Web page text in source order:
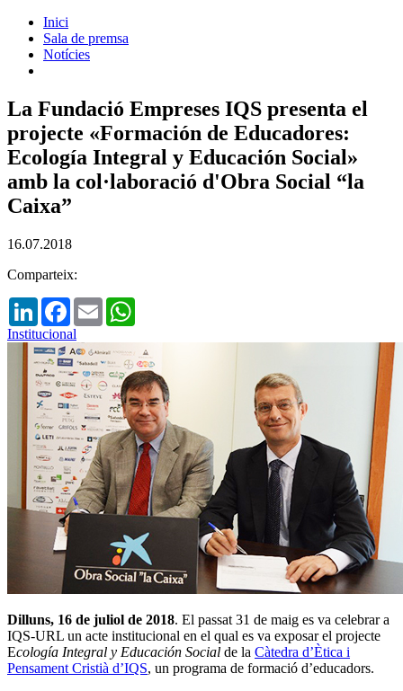
Inici
Sala de premsa
Notícies
La Fundació Empreses IQS presenta el
projecte «Formación de Educadores:
Ecología Integral y Educación Social»
amb la col·laboració d'Obra Social “la
Caixa”
16.07.2018
Comparteix:
LinkedInFacebook
Email
Institucional
Dilluns, 16 de juliol de 2018. El passat 31 de maig es va celebrar a
IQS-URL un acte institucional en el qual es va exposar el projecte
Ecología Integral y Educación Social de la Càtedra d’Ètica i
Pensament Cristià d’IQS, un programa de formació d’educadors.